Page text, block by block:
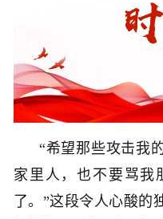
“希望那些攻击我
家里人，也不要骂我
了。”这段令人心酸的